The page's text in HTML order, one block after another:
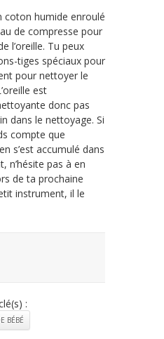
coton humide enroulé
de compresse pour
l’oreille. Tu peux
tiges spéciaux pour
pour nettoyer le
est
donc pas
dans le nettoyage. Si
compte que
s’est accumulé dans
n’hésite pas à en
de ta prochaine
instrument, il le
:
BÉBÉ